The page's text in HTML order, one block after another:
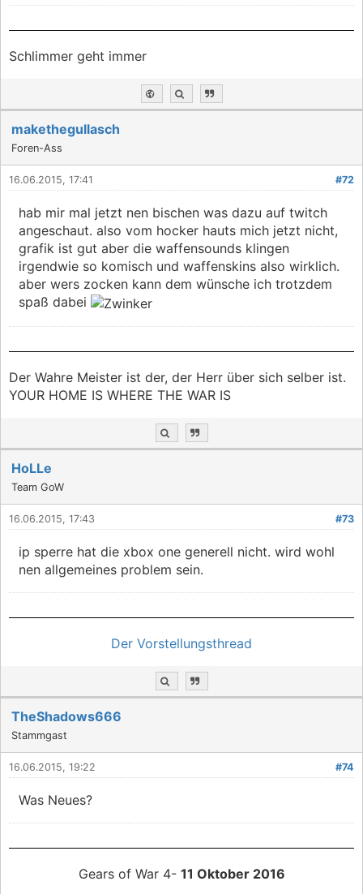
Schlimmer geht immer
makethegullasch
Foren-Ass
#72
16.06.2015, 17:41
hab mir mal jetzt nen bischen was dazu auf twitch
angeschaut. also vom hocker hauts mich jetzt nicht,
grafik ist gut aber die waffensounds klingen
irgendwie so komisch und waffenskins also wirklich.
aber wers zocken kann dem wünsche ich trotzdem
spaß dabei
Der Wahre Meister ist der, der Herr über sich selber ist.
YOUR HOME IS WHERE THE WAR IS
HoLLe
Team GoW
#73
16.06.2015, 17:43
ip sperre hat die xbox one generell nicht. wird wohl
nen allgemeines problem sein.
Der Vorstellungsthread
TheShadows666
Stammgast
#74
16.06.2015, 19:22
Was Neues?
Gears of War 4- 11 Oktober 2016